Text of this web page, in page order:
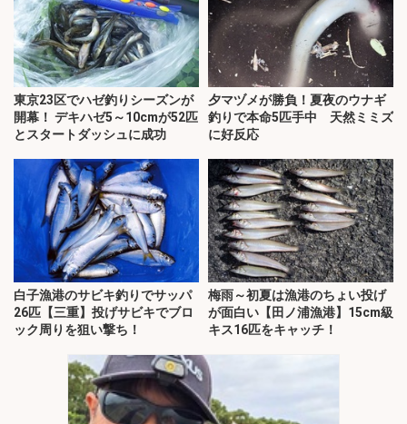
東京23区でハゼ釣りシーズンが
開幕！ デキハゼ5～10cmが52匹
とスタートダッシュに成功
夕マヅメが勝負！夏夜のウナギ
釣りで本命5匹手中 天然ミミズ
に好反応
白子漁港のサビキ釣りでサッパ
26匹【三重】投げサビキでブロ
ック周りを狙い撃ち！
梅雨～初夏は漁港のちょい投げ
が面白い【田ノ浦漁港】15cm級
キス16匹をキャッチ！